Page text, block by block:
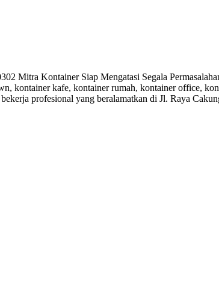
Mitra Kontainer Siap Mengatasi Segala
kontainer kafe, kontainer rumah, kontainer office,
profesional yang beralamatkan di Jl. Raya